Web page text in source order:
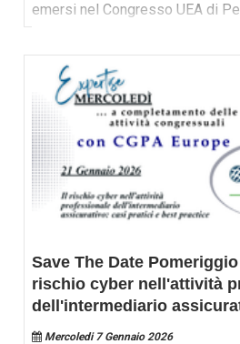
emersi nel Congresso UEA di
Save The Date
rischio cyber nell'attività
dell'intermediario
Mercoledi 7 Gennaio 2026